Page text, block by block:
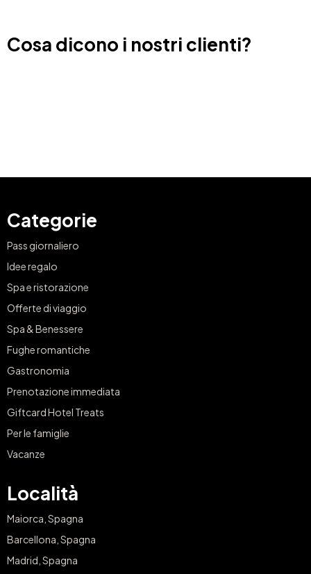
Cosa dicono i nostri clienti?
Categorie
Pass giornaliero
Idee regalo
Spa e ristorazione
Offerte di viaggio
Spa & Benessere
Fughe romantiche
Gastronomia
Prenotazione immediata
Giftcard Hotel Treats
Per le famiglie
Vacanze
Località
Maiorca, Spagna
Barcellona, Spagna
Madrid, Spagna